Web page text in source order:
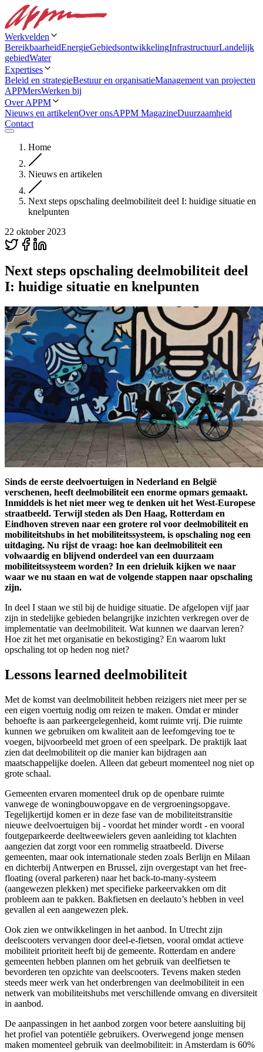
Werkvelden
BereikbaarheidEnergieGebiedsontwikkelingInfrastructuurLandelijk
gebiedWater
Expertises
Beleid en strategieBestuur en organisatieManagement van projecten
APPMersWerken bij
Over APPM
Nieuws en artikelenOver onsAPPM MagazineDuurzaamheid
Contact
Home
Nieuws en artikelen
Next steps opschaling deelmobiliteit deel I: huidige situatie en
knelpunten
22 oktober 2023
Next steps opschaling deelmobiliteit deel
I: huidige situatie en knelpunten
Sinds de eerste deelvoertuigen in Nederland en België
verschenen, heeft deelmobiliteit een enorme opmars gemaakt.
Inmiddels is het niet meer weg te denken uit het West-Europese
straatbeeld. Terwijl steden als Den Haag, Rotterdam en
Eindhoven streven naar een grotere rol voor deelmobiliteit en
mobiliteitshubs in het mobiliteitssysteem, is opschaling nog een
uitdaging. Nu rijst de vraag: hoe kan deelmobiliteit een
volwaardig en blijvend onderdeel van een duurzaam
mobiliteitssysteem worden? In een drieluik kijken we naar
waar we nu staan en wat de volgende stappen naar opschaling
zijn.
In deel I staan we stil bij de huidige situatie. De afgelopen vijf jaar
zijn in stedelijke gebieden belangrijke inzichten verkregen over de
implementatie van deelmobiliteit. Wat kunnen we daarvan leren?
Hoe zit het met organisatie en bekostiging? En waarom lukt
opschaling tot op heden nog niet?
Lessons learned deelmobiliteit
Met de komst van deelmobiliteit hebben reizigers niet meer per se
een eigen voertuig nodig om reizen te maken. Omdat er minder
behoefte is aan parkeergelegenheid, komt ruimte vrij. Die ruimte
kunnen we gebruiken om kwaliteit aan de leefomgeving toe te
voegen, bijvoorbeeld met groen of een speelpark. De praktijk laat
zien dat deelmobiliteit op die manier kan bijdragen aan
maatschappelijke doelen. Alleen dat gebeurt momenteel nog niet op
grote schaal.
Gemeenten ervaren momenteel druk op de openbare ruimte
vanwege de woningbouwopgave en de vergroeningsopgave.
Tegelijkertijd komen er in deze fase van de mobiliteitstransitie
nieuwe deelvoertuigen bij - voordat het minder wordt - en vooral
foutgeparkeerde deeltweewielers geven aanleiding tot klachten
aangezien dat zorgt voor een rommelig straatbeeld. Diverse
gemeenten, maar ook internationale steden zoals Berlijn en Milaan
en dichterbij Antwerpen en Brussel, zijn overgestapt van het free-
floating (overal parkeren) naar het back-to-many-systeem
(aangewezen plekken) met specifieke parkeervakken om dit
probleem aan te pakken. Bakfietsen en deelauto’s hebben in veel
gevallen al een aangewezen plek.
Ook zien we ontwikkelingen in het aanbod. In Utrecht zijn
deelscooters vervangen door deel-e-fietsen, vooral omdat actieve
mobiliteit prioriteit heeft bij de gemeente. Rotterdam en andere
gemeenten hebben plannen om het gebruik van deelfietsen te
bevorderen ten opzichte van deelscooters. Tevens maken steden
steeds meer werk van het onderbrengen van deelmobiliteit in een
netwerk van mobiliteitshubs met verschillende omvang en diversiteit
in aanbod.
De aanpassingen in het aanbod zorgen voor betere aansluiting bij
het profiel van potentiële gebruikers. Overwegend jonge mensen
maken momenteel gebruik van deelmobiliteit: in Amsterdam is 60%